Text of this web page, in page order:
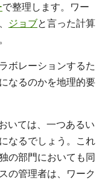
で整理します。ワー
、 ジョブと言った計算
ボレーションするた
なるのかを地理的要
いては、一つあるい
なるでしょう。これ
の部門においても同
の管理者は、ワーク